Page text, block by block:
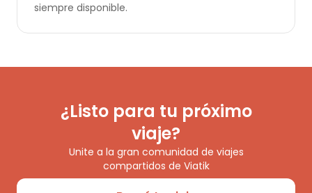
siempre disponible.
¿Listo para tu próximo
viaje?
Unite a la gran comunidad de viajes
compartidos de Viatik